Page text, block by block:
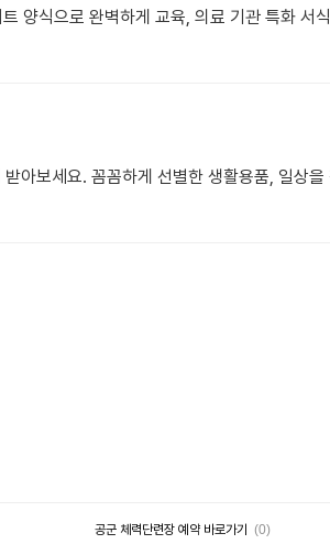
양식으로 완벽하게 교육, 의료 기관 특화 서식
아보세요. 꼼꼼하게 선별한 생활용품, 일상
공군 체력단련장 예약 바로가기 (0)